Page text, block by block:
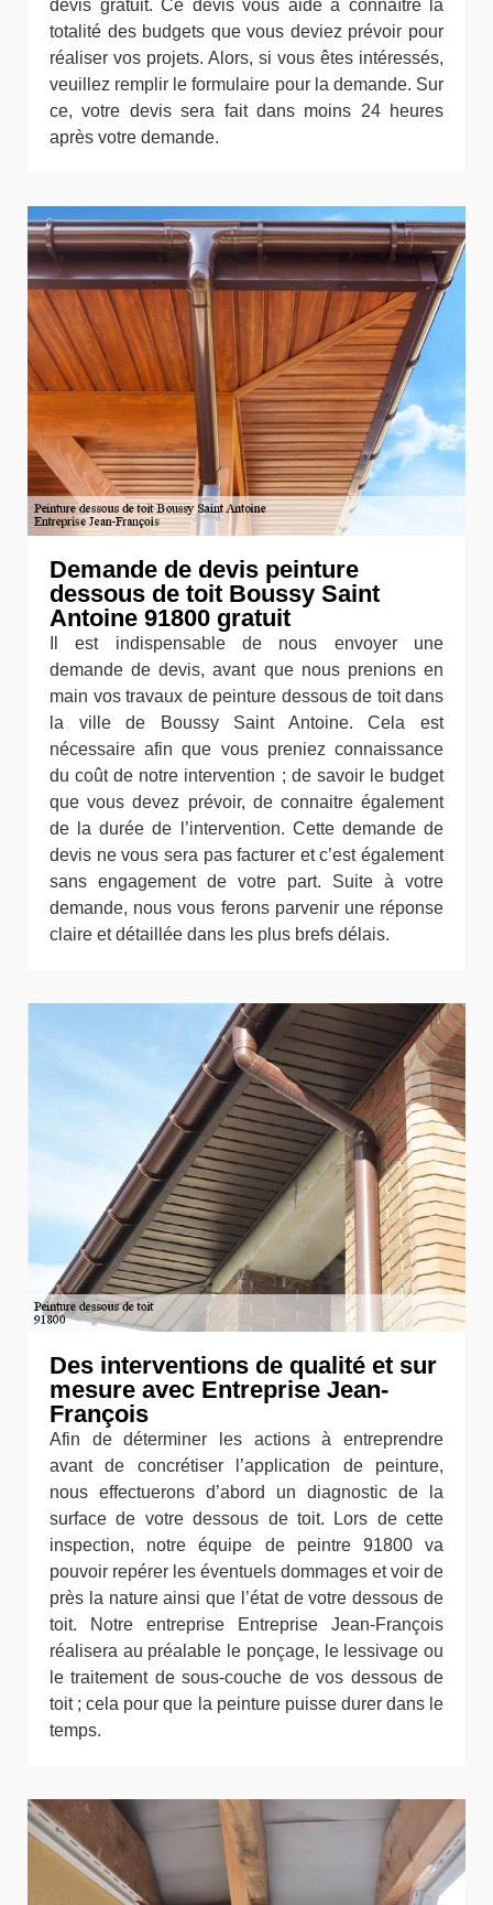
devis gratuit. Ce devis vous aide à connaître la
totalité des budgets que vous deviez prévoir pour
réaliser vos projets. Alors, si vous êtes intéressés,
veuillez remplir le formulaire pour la demande. Sur
ce, votre devis sera fait dans moins 24 heures
après votre demande.
Demande de devis peinture
dessous de toit Boussy Saint
Antoine 91800 gratuit
Il est indispensable de nous envoyer une
demande de devis, avant que nous prenions en
main vos travaux de peinture dessous de toit dans
la ville de Boussy Saint Antoine. Cela est
nécessaire afin que vous preniez connaissance
du coût de notre intervention ; de savoir le budget
que vous devez prévoir, de connaitre également
de la durée de l’intervention. Cette demande de
devis ne vous sera pas facturer et c’est également
sans engagement de votre part. Suite à votre
demande, nous vous ferons parvenir une réponse
claire et détaillée dans les plus brefs délais.
Des interventions de qualité et sur
mesure avec Entreprise Jean-
François
Afin de déterminer les actions à entreprendre
avant de concrétiser l’application de peinture,
nous effectuerons d’abord un diagnostic de la
surface de votre dessous de toit. Lors de cette
inspection, notre équipe de peintre 91800 va
pouvoir repérer les éventuels dommages et voir de
près la nature ainsi que l’état de votre dessous de
toit. Notre entreprise Entreprise Jean-François
réalisera au préalable le ponçage, le lessivage ou
le traitement de sous-couche de vos dessous de
toit ; cela pour que la peinture puisse durer dans le
temps.